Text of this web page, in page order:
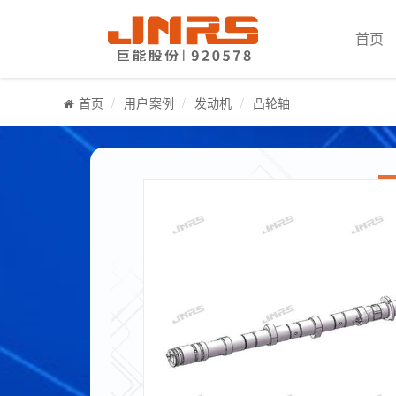
首页
首页 用户案例 发动机 凸轮轴